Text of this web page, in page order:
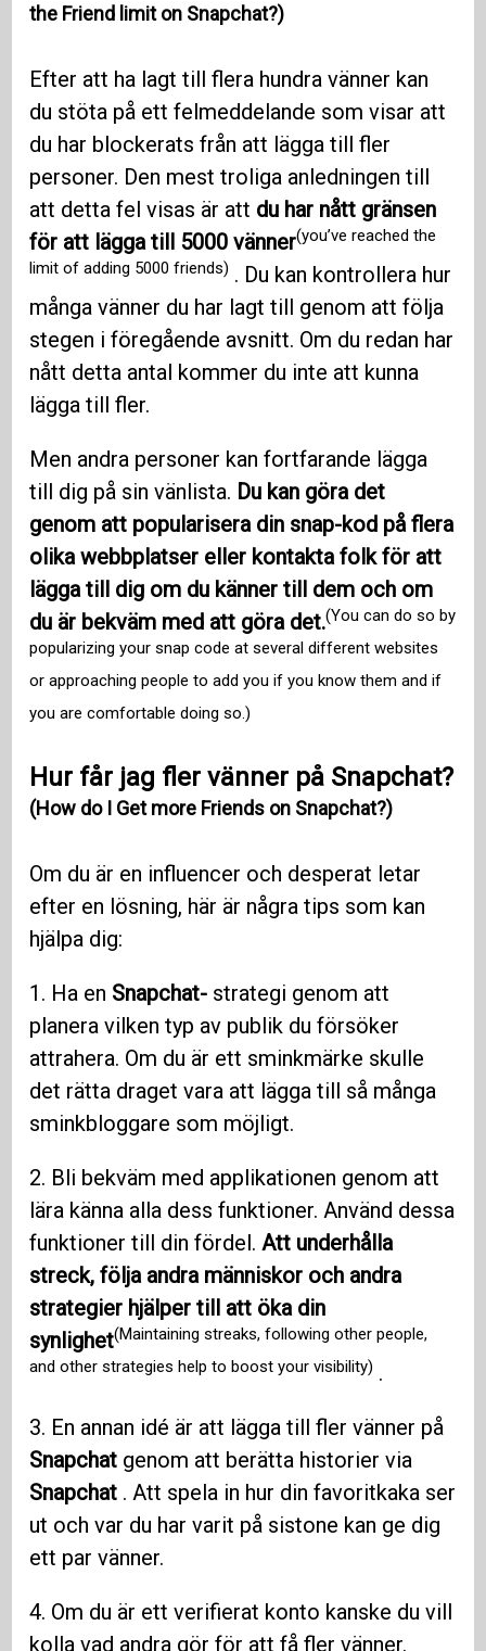
the Friend limit on Snapchat?)
Efter att ha lagt till flera hundra vänner kan
du stöta på ett felmeddelande som visar att
du har blockerats från att lägga till fler
personer. Den mest troliga anledningen till
att detta fel visas är att du har nått gränsen
för att lägga till 5000 vänner(you’ve reached the
limit of adding 5000 friends) . Du kan kontrollera hur
många vänner du har lagt till genom att följa
stegen i föregående avsnitt. Om du redan har
nått detta antal kommer du inte att kunna
lägga till fler.
Men andra personer kan fortfarande lägga
till dig på sin vänlista. Du kan göra det
genom att popularisera din snap-kod på flera
olika webbplatser eller kontakta folk för att
lägga till dig om du känner till dem och om
du är bekväm med att göra det.(You can do so by
popularizing your snap code at several different websites
or approaching people to add you if you know them and if
you are comfortable doing so.)
Hur får jag fler vänner på Snapchat?
(How do I Get more Friends on Snapchat?)
Om du är en influencer och desperat letar
efter en lösning, här är några tips som kan
hjälpa dig:
1. Ha en Snapchat- strategi genom att
planera vilken typ av publik du försöker
attrahera. Om du är ett sminkmärke skulle
det rätta draget vara att lägga till så många
sminkbloggare som möjligt.
2. Bli bekväm med applikationen genom att
lära känna alla dess funktioner. Använd dessa
funktioner till din fördel.Att underhålla
streck, följa andra människor och andra
strategier hjälper till att öka din
synlighet(Maintaining streaks, following other people,
and other strategies help to boost your visibility) .
3. En annan idé är att lägga till fler vänner på
Snapchat genom att berätta historier via
Snapchat . Att spela in hur din favoritkaka ser
ut och var du har varit på sistone kan ge dig
ett par vänner.
4. Om du är ett verifierat konto kanske du vill
kolla vad andra gör för att få fler vänner.